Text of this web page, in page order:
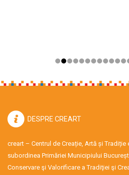
DESPRE CREART
creart – Centrul de Creație, Artă și
subordinea Primăriei Municipiului
Conservare şi Valorificare a Tradiţiei şi